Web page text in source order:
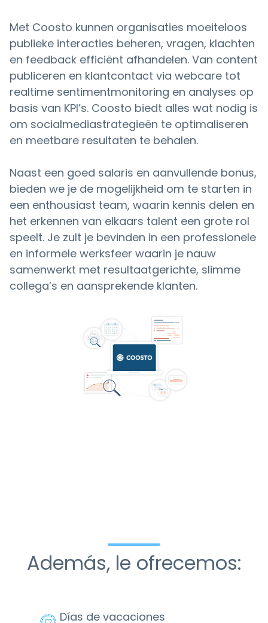
Met Coosto kunnen organisaties moeiteloos
publieke interacties beheren, vragen, klachten
en feedback efficiënt afhandelen. Van content
publiceren en klantcontact via webcare tot
realtime sentimentmonitoring en analyses op
basis van KPI’s. Coosto biedt alles wat nodig is
om socialmediastrategieën te optimaliseren
en meetbare resultaten te behalen.
Naast een goed salaris en aanvullende bonus,
bieden we je de mogelijkheid om te starten in
een enthousiast team, waarin kennis delen en
het erkennen van elkaars talent een grote rol
speelt. Je zult je bevinden in een professionele
en informele werksfeer waarin je nauw
samenwerkt met resultaatgerichte, slimme
collega’s en aansprekende klanten.
Además, le ofrecemos:
Días de vacaciones